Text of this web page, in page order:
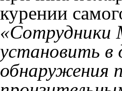
курении
установить в
обнаружения